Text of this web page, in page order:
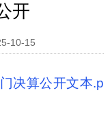
开
10-15
决算公开文本.p